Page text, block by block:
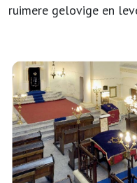
ruimere gelovige en